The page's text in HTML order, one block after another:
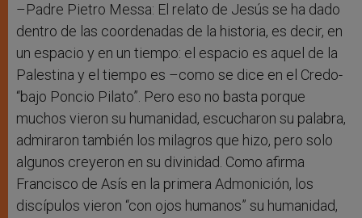
–Padre Pietro Messa: El relato de Jesús se ha dado
dentro de las coordenadas de la historia, es decir, en
un espacio y en un tiempo: el espacio es aquel de la
Palestina y el tiempo es –como se dice en el Credo-
“bajo Poncio Pilato”. Pero eso no basta porque
muchos vieron su humanidad, escucharon su palabra,
admiraron también los milagros que hizo, pero solo
algunos creyeron en su divinidad. Como afirma
Francisco de Asís en la primera Admonición, los
discípulos vieron “con ojos humanos” su humanidad,